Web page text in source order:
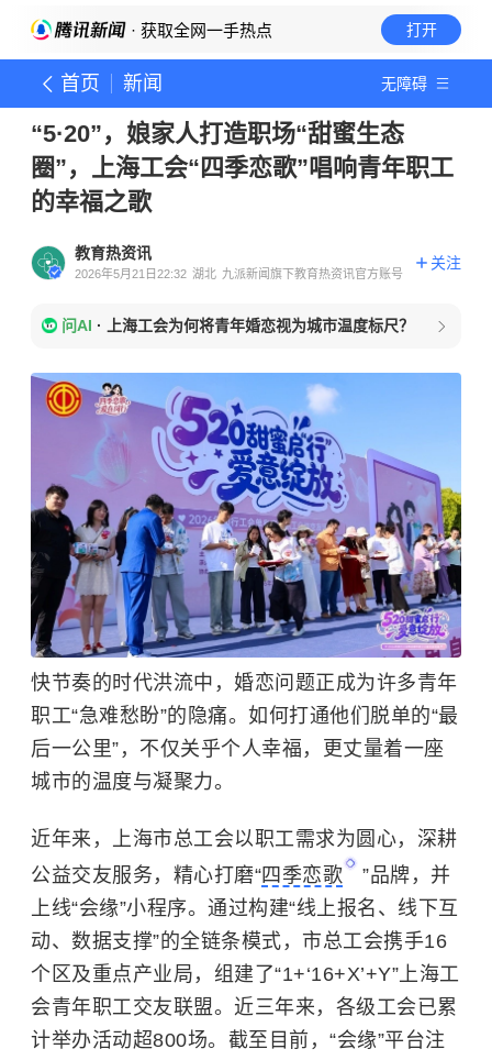
· 获取全网一手热点 打开
首页 新闻 无障碍
“5·20”，娘家人打造职场“甜蜜生态
圈”，上海工会“四季恋歌”唱响青年职工
的幸福之歌
教育热资讯
2026年5月21日22:32 湖北 九派新闻旗下教育热资讯官方账号
关注
问AI · 上海工会为何将青年婚恋视为城市温度标尺？
快节奏的时代洪流中，婚恋问题正成为许多青年
职工“急难愁盼”的隐痛。如何打通他们脱单的“最
后一公里”，不仅关乎个人幸福，更丈量着一座
城市的温度与凝聚力。
近年来，上海市总工会以职工需求为圆心，深耕
公益交友服务，精心打磨“四季恋歌
”品牌，并
上线“会缘”小程序。通过构建“线上报名、线下互
动、数据支撑”的全链条模式，市总工会携手16
个区及重点产业局，组建了“1+‘16+X’+Y”上海工
会青年职工交友联盟。近三年来，各级工会已累
计举办活动超800场。截至目前，“会缘”平台注